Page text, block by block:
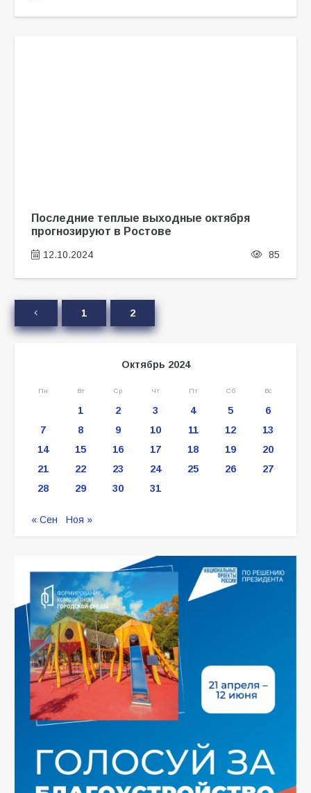
Последние теплые выходные октября
прогнозируют в Ростове
12.10.2024 85
1 2
Октябрь 2024
Пн Вт Ср Чт Пт Сб Вс
1 2 3 4 5
6
7
8 9 10 11 12
13
14
15 16 17 18 19
20
21
22 23 24 25 26
27
28
29 30 31
« Сен Ноя »